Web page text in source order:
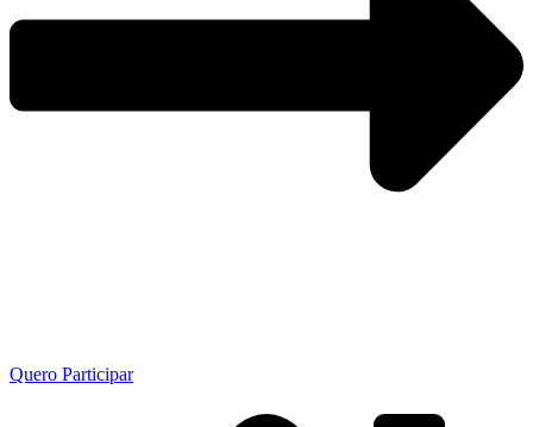
Quero Participar